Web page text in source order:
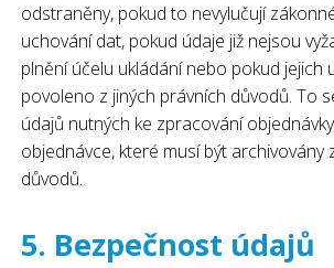
odstraněny, pokud to nevylučují
uchování dat, pokud údaje již nejsou
plnění účelu ukládání nebo pokud jejich
povoleno z jiných právních důvodů. To
údajů nutných ke zpracování
objednávce, které musí být archivovány
důvodů.
5. Bezpečnost údajů